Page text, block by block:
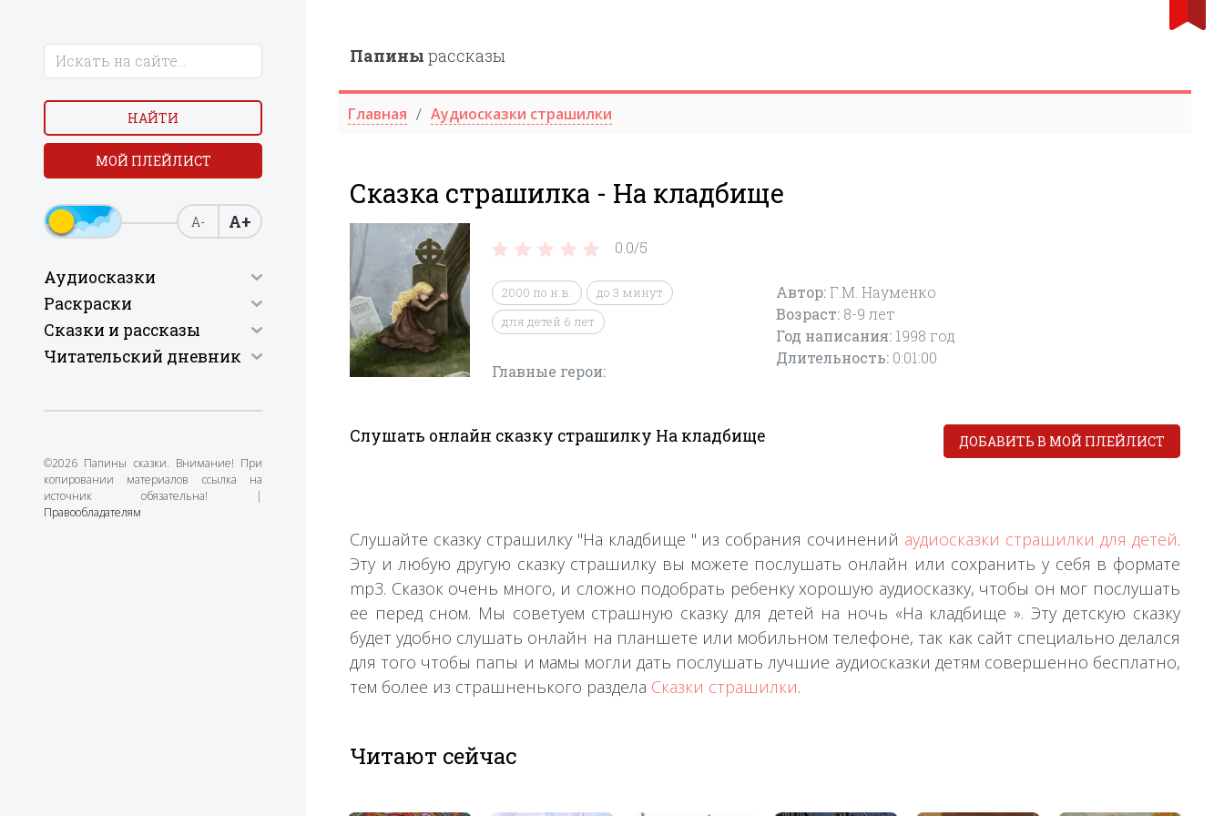
НАЙТИ
МОЙ ПЛЕЙЛИСТ
А- А+
Аудиосказки
Раскраски
Сказки и рассказы
Читательский дневник
©2026 Папины сказки. Внимание! При
копировании материалов ссылка на
источник обязательна! |
Правообладателям
Папины рассказы
Главная Аудиосказки страшилки
Сказка страшилка - На кладбище
0.0/5
2000 по н.в.
до 3 минут
для детей 6 лет
Главные герои:
Автор: Г.М. Науменко
Возраст: 8-9 лет
Год написания: 1998 год
Длительность: 0:01:00
Слушать онлайн сказку страшилку На кладбище ДОБАВИТЬ В МОЙ ПЛЕЙЛИСТ
Слушайте сказку страшилку "На кладбище " из собрания сочинений аудиосказки страшилки для детей.
Эту и любую другую сказку страшилку вы можете послушать онлайн или сохранить у себя в формате
mp3. Сказок очень много, и сложно подобрать ребенку хорошую аудиосказку, чтобы он мог послушать
ее перед сном. Мы советуем страшную сказку для детей на ночь «На кладбище ». Эту детскую сказку
будет удобно слушать онлайн на планшете или мобильном телефоне, так как сайт специально делался
для того чтобы папы и мамы могли дать послушать лучшие аудиосказки детям совершенно бесплатно,
тем более из страшненького раздела Сказки страшилки.
Читают сейчас